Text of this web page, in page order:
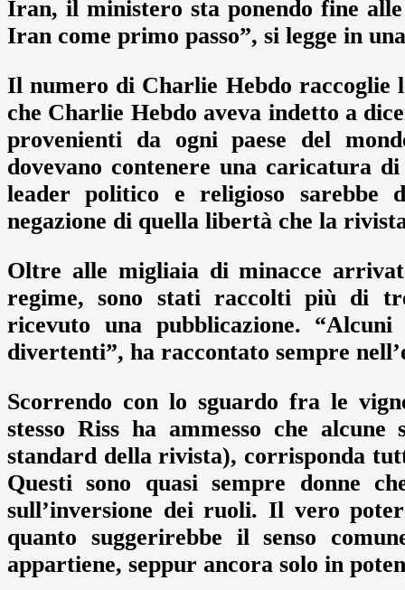
Iran, il ministero sta ponendo fine
Iran come primo passo”, si legge in
Il numero di Charlie Hebdo raccoglie
che Charlie Hebdo aveva indetto a
provenienti da ogni paese del
dovevano contenere una caricatura
leader politico e religioso sarebbe
negazione di quella libertà che la
Oltre alle migliaia di minacce
regime, sono stati raccolti più di
ricevuto una pubblicazione.
divertenti”, ha raccontato sempre
Scorrendo con lo sguardo fra le
stesso Riss ha ammesso che
standard della rivista), corrisponda
Questi sono quasi sempre donne
sull’inversione dei ruoli. Il vero
quanto suggerirebbe il senso
appartiene, seppur ancora solo in